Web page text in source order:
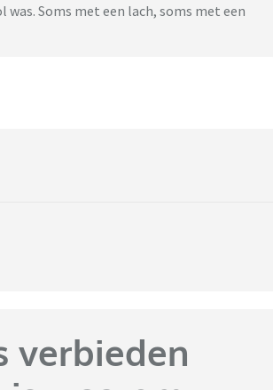
Soms met een lach, soms met een
verbieden